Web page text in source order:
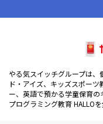
やる気スイッチグループは
ド・アイズ、キッズスポー
ー、英語で預かる学童保育
プログラミング教育 HALLO